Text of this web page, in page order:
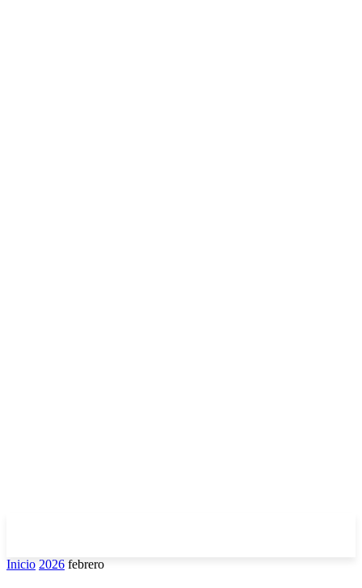
Inicio 2026 febrero